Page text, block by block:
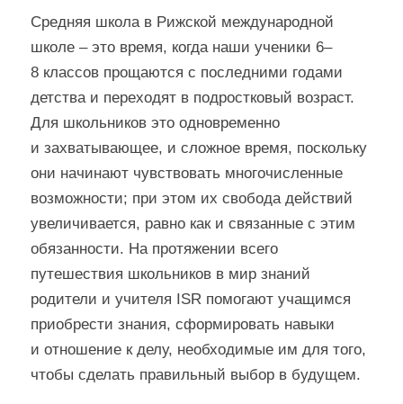
Средняя школа в Рижской международной
школе – это время, когда наши ученики 6–
8 классов прощаются с последними годами
детства и переходят в подростковый возраст.
Для школьников это одновременно
и захватывающее, и сложное время, поскольку
они начинают чувствовать многочисленные
возможности; при этом их свобода действий
увеличивается, равно как и связанные с этим
обязанности. На протяжении всего
путешествия школьников в мир знаний
родители и учителя ISR помогают учащимся
приобрести знания, сформировать навыки
и отношение к делу, необходимые им для того,
чтобы сделать правильный выбор в будущем.